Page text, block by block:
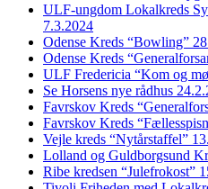
ULF-ungdom Lokalkreds
7.3.2024
Odense Kreds “Bowling”
Odense Kreds
ULF Fredericia “Kom og
Se Horsens nye rådhus
Favrskov Kreds
Favrskov Kreds
Vejle kreds “Nytårstaffel”
Lolland og Guldborgsund
Ribe kredsen “Julefrokost”